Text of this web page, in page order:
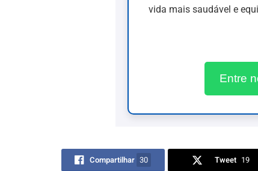
vida mais saudável e
Entre
Compartilhar 30 Tweet 19